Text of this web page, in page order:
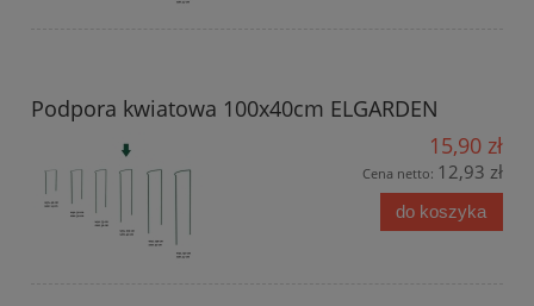
Podpora kwiatowa 100x40cm ELGARDEN
15,90 zł
Cena netto: 12,93 zł
do koszyka